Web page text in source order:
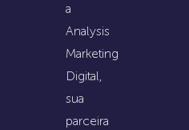
a
Analysis
Marketing
Digital,
sua
parceira